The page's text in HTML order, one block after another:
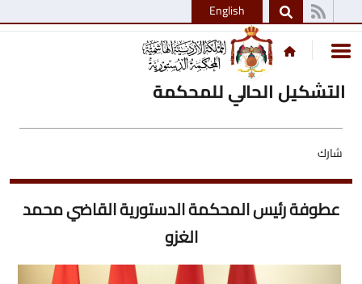
English
التشكيل الحالي للمحكمة
شارك
عطوفة رئيس المحكمة الدستورية القاضي محمد
الغزو